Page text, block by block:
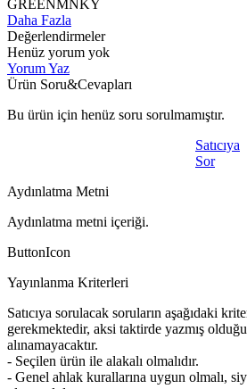
GREENMNKY
Daha Fazla
Değerlendirmeler
Henüz yorum yok
Yorum Yaz
Ürün Soru&Cevapları
Bu ürün için henüz soru sorulmamıştır.
Satıcıya
Sor
Aydınlatma Metni
Aydınlatma metni içeriği.
ButtonIcon
Yayınlanma Kriterleri
Satıcıya sorulacak soruların aşağıdaki
gerekmektedir, aksi taktirde yazmış
alınamayacaktır.
- Seçilen ürün ile alakalı olmalıdır.
- Genel ahlak kurallarına uygun olmalı,